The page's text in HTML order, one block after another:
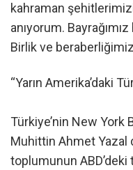
kahraman
anıyorum.
Birlik ve
“Yarın Amerika’daki
Türkiye’nin New
Muhittin Ahmet Yazal
toplumunun